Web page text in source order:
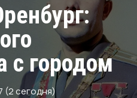
с городом
(2 сегодня)